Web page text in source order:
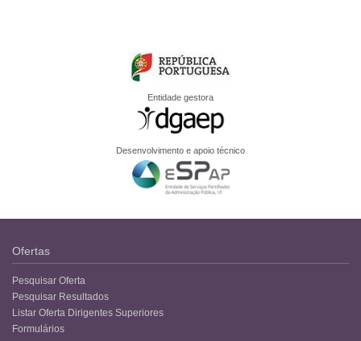
Entidade gestora
Desenvolvimento e apoio técnico
Ofertas
Pesquisar Oferta
Pesquisar Resultados
Listar Oferta Dirigentes Superiores
Formulários